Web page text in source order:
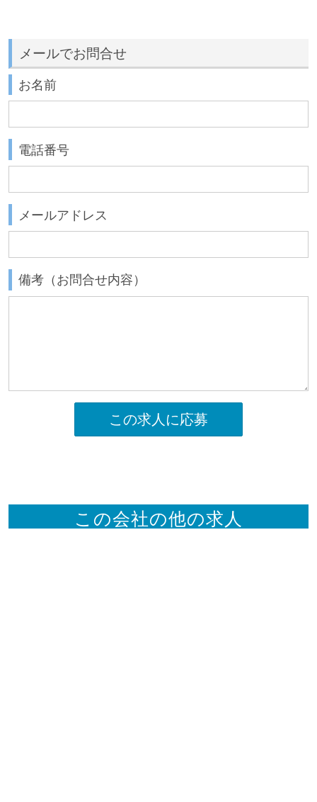
メールでお問合せ
お名前
電話番号
メールアドレス
備考（お問合せ内容）
この求人に応募
この会社の他の求人